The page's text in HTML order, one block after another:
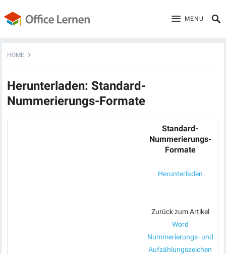
MENU
HOME
Herunterladen: Standard-
Nummerierungs-Formate
Standard-
Nummerierungs-
Formate
Herunterladen
Zurück zum Artikel
Word
Nummerierungs- und
Aufzählungszeichen